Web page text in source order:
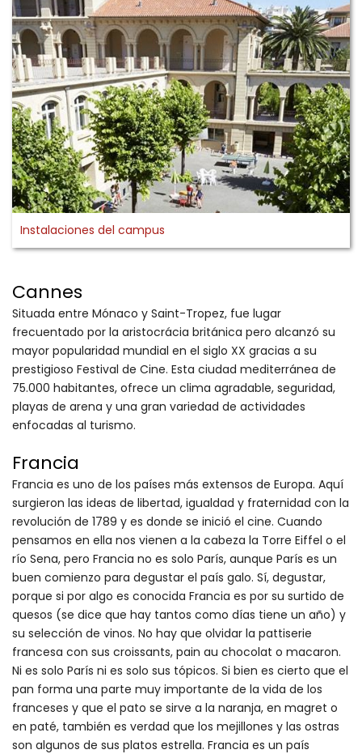
Instalaciones del campus
Cannes
Situada entre Mónaco y Saint-Tropez, fue lugar
frecuentado por la aristocrácia británica pero alcanzó su
mayor popularidad mundial en el siglo XX gracias a su
prestigioso Festival de Cine. Esta ciudad mediterránea de
75.000 habitantes, ofrece un clima agradable, seguridad,
playas de arena y una gran variedad de actividades
enfocadas al turismo.
Francia
Francia es uno de los países más extensos de Europa. Aquí
surgieron las ideas de libertad, igualdad y fraternidad con la
revolución de 1789 y es donde se inició el cine. Cuando
pensamos en ella nos vienen a la cabeza la Torre Eiffel o el
río Sena, pero Francia no es solo París, aunque París es un
buen comienzo para degustar el país galo. Sí, degustar,
porque si por algo es conocida Francia es por su surtido de
quesos (se dice que hay tantos como días tiene un año) y
su selección de vinos. No hay que olvidar la pattiserie
francesa con sus croissants, pain au chocolat o macaron.
Ni es solo París ni es solo sus tópicos. Si bien es cierto que el
pan forma una parte muy importante de la vida de los
franceses y que el pato se sirve a la naranja, en magret o
en paté, también es verdad que los mejillones y las ostras
son algunos de sus platos estrella. Francia es un país